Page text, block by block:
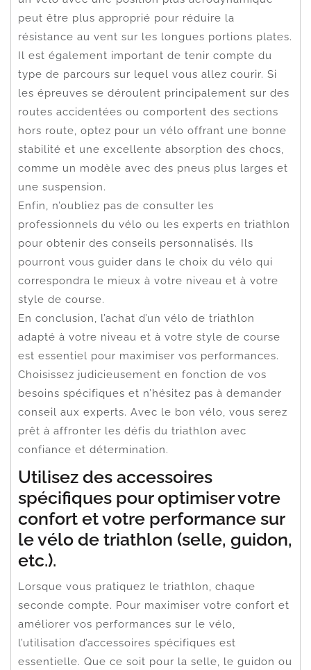
peut être plus approprié pour réduire la
résistance au vent sur les longues portions plates.
Il est également important de tenir compte du
type de parcours sur lequel vous allez courir. Si
les épreuves se déroulent principalement sur des
routes accidentées ou comportent des sections
hors route, optez pour un vélo offrant une bonne
stabilité et une excellente absorption des chocs,
comme un modèle avec des pneus plus larges et
une suspension.
Enfin, n’oubliez pas de consulter les
professionnels du vélo ou les experts en triathlon
pour obtenir des conseils personnalisés. Ils
pourront vous guider dans le choix du vélo qui
correspondra le mieux à votre niveau et à votre
style de course.
En conclusion, l’achat d’un vélo de triathlon
adapté à votre niveau et à votre style de course
est essentiel pour maximiser vos performances.
Choisissez judicieusement en fonction de vos
besoins spécifiques et n’hésitez pas à demander
conseil aux experts. Avec le bon vélo, vous serez
prêt à affronter les défis du triathlon avec
confiance et détermination.
Utilisez des accessoires
spécifiques pour optimiser votre
confort et votre performance sur
le vélo de triathlon (selle, guidon,
etc.).
Lorsque vous pratiquez le triathlon, chaque
seconde compte. Pour maximiser votre confort et
améliorer vos performances sur le vélo,
l’utilisation d’accessoires spécifiques est
essentielle. Que ce soit pour la selle, le guidon ou